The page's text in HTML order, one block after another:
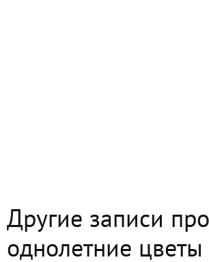
Другие записи про
однолетние цветы